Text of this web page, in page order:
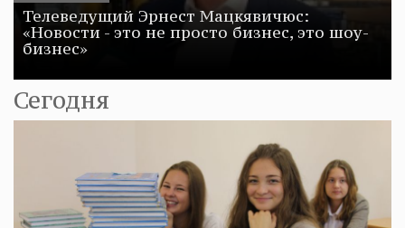
Телеведущий Эрнест Мацкявичюс:
«Новости - это не просто бизнес, это шоу-
бизнес»
Сегодня